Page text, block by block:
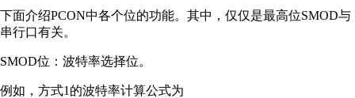
下面介绍PCON中各个位的功能。其中，仅仅是最高位SMOD与
串行口有关。
SMOD位：波特率选择位。
例如，方式1的波特率计算公式为